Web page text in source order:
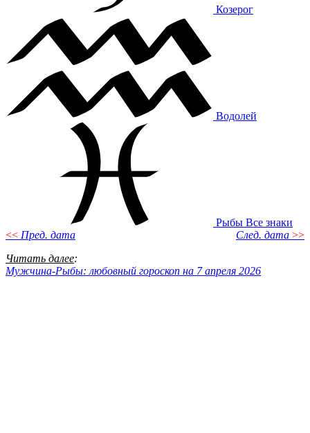
Козерог
Водолей
Рыбы Все знаки
<< Пред. дата След. дата >>
Читать далее:
Мужчина-Рыбы: любовный гороскоп на 7 апреля 2026